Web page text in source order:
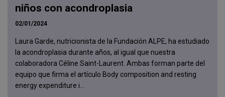
niños con acondroplasia
02/01/2024
Laura Garde, nutricionista de la Fundación ALPE, ha estudiado
la acondroplasia durante años, al igual que nuestra
colaboradora Céline Saint-Laurent. Ambas forman parte del
equipo que firma el artículo Body composition and resting
energy expenditure i...